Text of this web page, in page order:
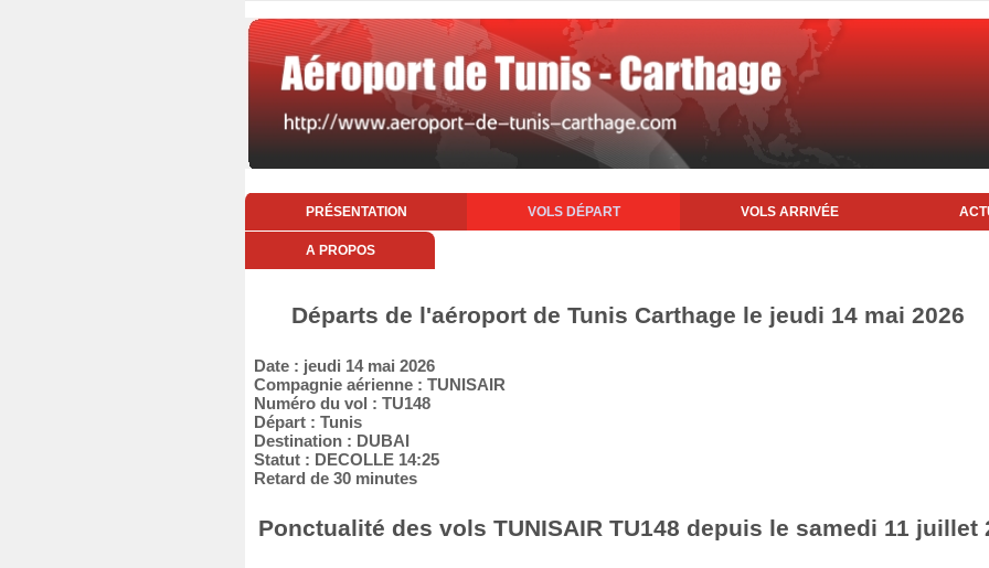
PRÉSENTATION VOLS DÉPART VOLS ARRIVÉE
A PROPOS
Départs de l'aéroport de Tunis Carthage le jeudi 14 mai 2026
Date : jeudi 14 mai 2026
Compagnie aérienne : TUNISAIR
Numéro du vol : TU148
Départ : Tunis
Destination : DUBAI
Statut : DECOLLE 14:25
Retard de 30 minutes
Ponctualité des vols TUNISAIR TU148 depuis le samedi 11 juillet